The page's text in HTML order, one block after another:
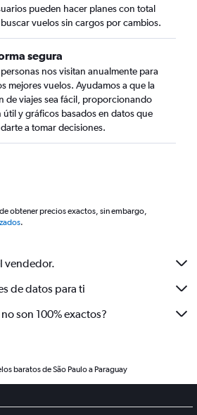
pueden hacer planes con total
vuelos sin cargos por cambios.
segura
nos visitan anualmente para
mejores vuelos. Ayudamos a que la
de viajes sea fácil, proporcionando
y gráficos basados en datos que
a tomar decisiones.
obtener precios exactos, sin embargo,
.
vendedor.
de datos para ti
son 100% exactos?
baratos de São Paulo a Paraguay